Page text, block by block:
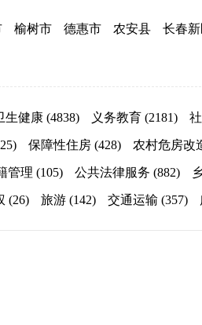
榆树市 德惠市 农安县 长春
生健康 (4838) 义务教育 (2181)
保障性住房 (428) 农村危房改
管理 (105) 公共法律服务 (882)
(26) 旅游 (142) 交通运输 (357)